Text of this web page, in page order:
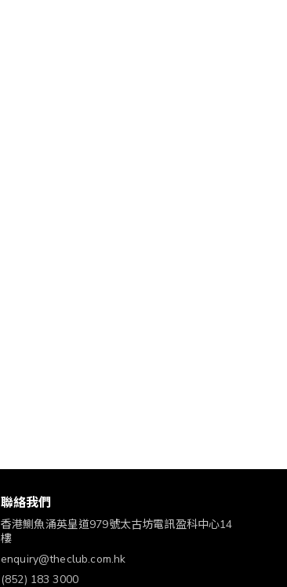
聯絡我們
香港鰂魚涌英皇道979號太古坊電訊盈科中心14
樓
enquiry@theclub.com.hk
(852) 183 3000